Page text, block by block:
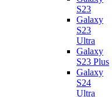
S23
Galaxy
S23
Ultra
Galaxy
S23 Plus
Galaxy
S24
Ultra